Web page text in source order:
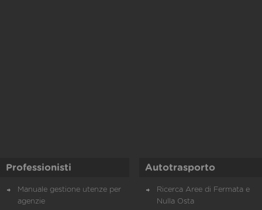
Professionisti
Manuale gestione utenze per
agenzie
Autotrasporto
Ricerca Aree di Fermata e
Nulla Osta